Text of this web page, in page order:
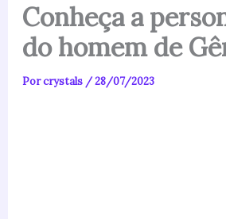
Conheça a
do homem de
Porcrystals /28/07/2023